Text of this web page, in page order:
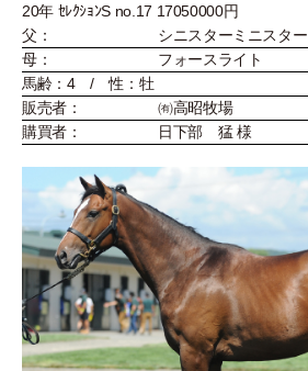
20年 ｾﾚｸｼｮﾝS no.17 17050000円
父：
シニスターミニスター
母：
フォースライト
馬齢：4 / 性：牡
販売者：
㈲高昭牧場
購買者：
日下部 猛 様